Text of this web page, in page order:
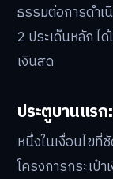
ธรรมต่อการดำเ
2 ประเด็นหลัก ไ
เงินสด
ประตูบานแร
หนึ่งในเงื่อนไขที่
โครงการกระเป๋